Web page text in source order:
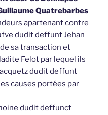
Quatrebarbes
apartenant contre
dudit deffunt Jehan
sa transaction et
Felot par lequel ils
dudit deffunt
causes portées par
dudit deffunct